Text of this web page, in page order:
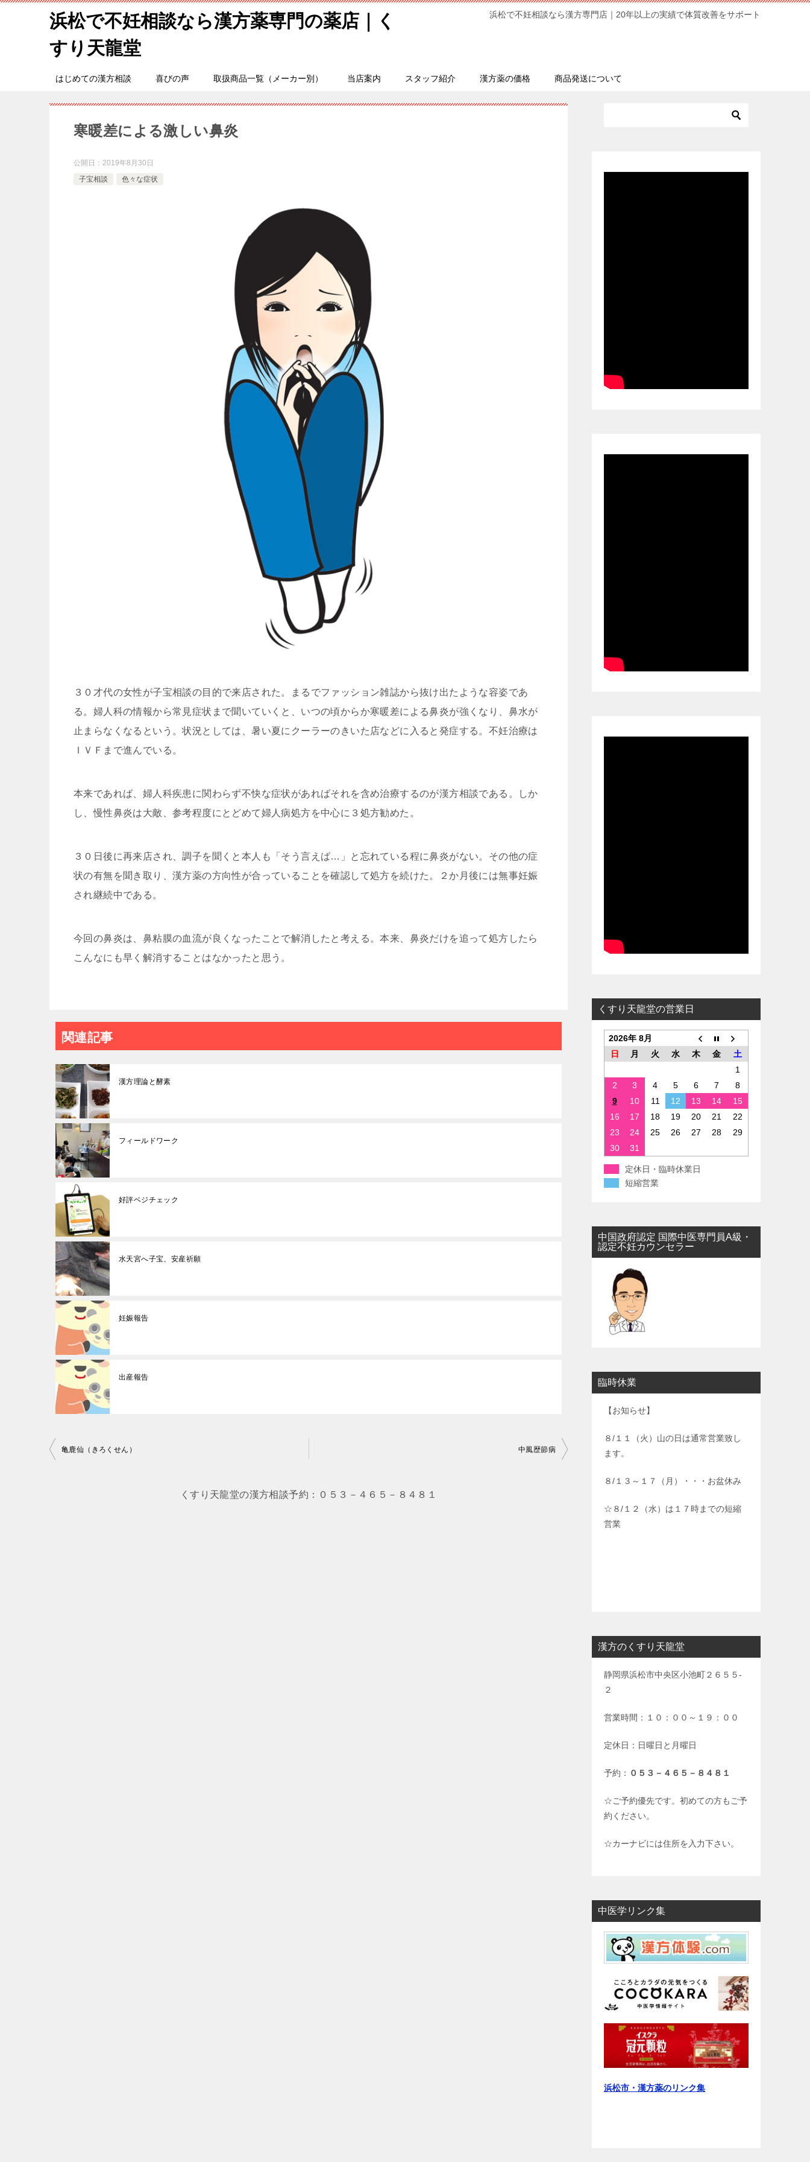
浜松で不妊相談なら漢方薬専門の薬店｜く
すり天龍堂
浜松で不妊相談なら漢方専門店｜20年以上の実績で体質改善をサポート
はじめての漢方相談 喜びの声 取扱商品一覧（メーカー別） 当店案内 スタッフ紹介 漢方薬の価格 商品発送について
寒暖差による激しい鼻炎
公開日： 2019年8月30日
子宝相談
色々な症状
３０才代の女性が子宝相談の目的で来店された。まるでファッション雑誌から抜け出たような容姿であ
る。婦人科の情報から常見症状まで聞いていくと、いつの頃からか寒暖差による鼻炎が強くなり、鼻水が
止まらなくなるという。状況としては、暑い夏にクーラーのきいた店などに入ると発症する。不妊治療は
ＩＶＦまで進んでいる。
本来であれば、婦人科疾患に関わらず不快な症状があればそれを含め治療するのが漢方相談である。しか
し、慢性鼻炎は大敵、参考程度にとどめて婦人病処方を中心に３処方勧めた。
３０日後に再来店され、調子を聞くと本人も「そう言えば…」と忘れている程に鼻炎がない。その他の症
状の有無を聞き取り、漢方薬の方向性が合っていることを確認して処方を続けた。２か月後には無事妊娠
され継続中である。
今回の鼻炎は、鼻粘膜の血流が良くなったことで解消したと考える。本来、鼻炎だけを追って処方したら
こんなにも早く解消することはなかったと思う。
関連記事
漢方理論と酵素
フィールドワーク
好評ベジチェック
水天宮へ子宝、安産祈願
妊娠報告
出産報告
投亀鹿仙（きろくせん） 中風歴節病
くすり天龍堂の漢方相談予約：０５３－４６５－８４８１
くすり天龍堂の営業日
2026年 8月
日
月 火 水 木 金
土
1
2
3 4 5 6 7
8
9
10 11 12 13 14
15
16
17 18 19 20 21
22
23
24 25 26 27 28
29
30
31
定休日・臨時休業日
短縮営業
中国政府認定 国際中医専門員A級・
認定不妊カウンセラー
臨時休業
【お知らせ】
８/１１（火）山の日は通常営業致し
ます。
８/１３～１７（月）・・・お盆休み
☆８/１２（水）は１７時までの短縮
営業
漢方のくすり天龍堂
静岡県浜松市中央区小池町２６５５-
２
営業時間：１０：００～１９：００
定休日：日曜日と月曜日
予約： ０５３－４６５－８４８１
☆ご予約優先です。初めての方もご予
約ください。
☆カーナビには住所を入力下さい。
中医学リンク集
浜松市・漢方薬のリンク集